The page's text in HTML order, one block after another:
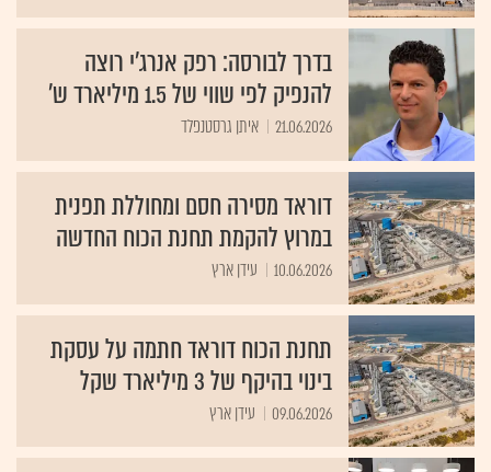
בדרך לבורסה: רפק אנרג'י רוצה
להנפיק לפי שווי של 1.5 מיליארד ש'
21.06.2026 איתן גרסטנפלד
דוראד מסירה חסם ומחוללת תפנית
במרוץ להקמת תחנת הכוח החדשה
10.06.2026 עידן ארץ
תחנת הכוח דוראד חתמה על עסקת
בינוי בהיקף של 3 מיליארד שקל
09.06.2026 עידן ארץ